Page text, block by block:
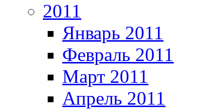
2011
Январь 2011
Февраль 2011
Март 2011
Апрель 2011